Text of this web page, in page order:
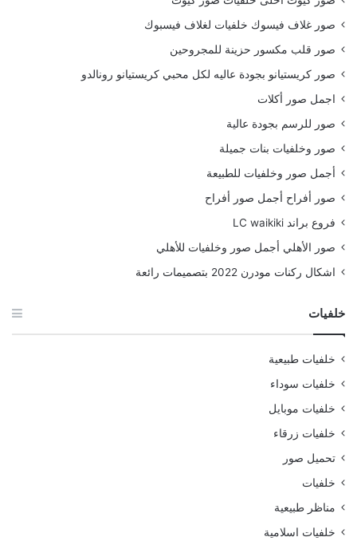
صور غلاف فيسوك خلفيات لغلاف فيسبوك
صور قلب مكسور حزينة للمجروحين
صور كريستيانو بجودة عاليه لكل محبي كريستيانو رونالدو
اجمل صور أكلات
صور للرسم بجودة عالية
صور وخلفيات بنات جميلة
أجمل صور وخلفيات للطبيعة
صور أفراح أجمل صور أفراح
فروع براند LC waikiki
صور الأهلي أجمل صور وخلفيات للأهلي
اشكال ركنات مودرن 2022 بتصميمات رائعة
خلفيات
خلفيات طبيعية
خلفيات سوداء
خلفيات موبايل
خلفيات زرقاء
تحميل صور
خلفيات
مناظر طبيعية
خلفيات اسلامية